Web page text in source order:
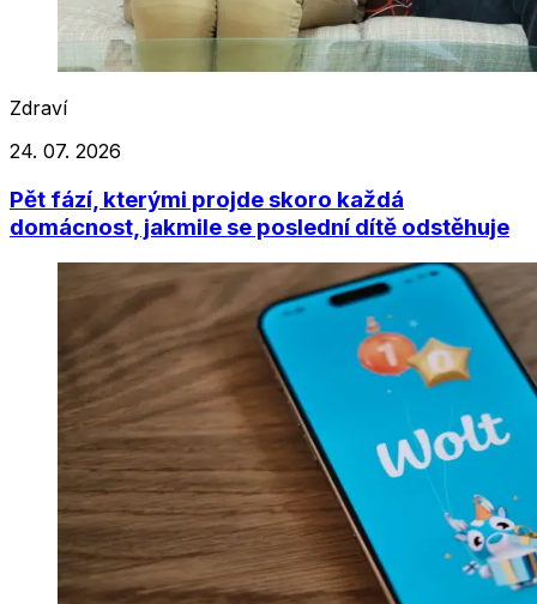
Zdraví
24. 07. 2026
Pět fází, kterými projde skoro každá
domácnost, jakmile se poslední dítě odstěhuje